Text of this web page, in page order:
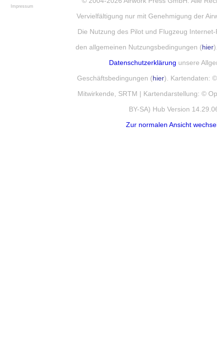
Impressum
Vervielfältigung nur mit Genehmigung der
Die Nutzung des Pilot und Flugzeug
den allgemeinen Nutzungsbedingungen (hier
Datenschutzerklärung unsere
Geschäftsbedingungen (hier). Kartendaten:
Mitwirkende, SRTM | Kartendarstellung: ©
BY-SA) Hub Version
Zur normalen Ansicht